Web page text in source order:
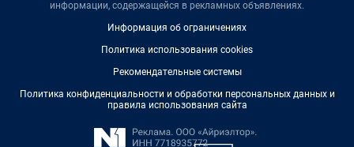
информации, содержащейся в рекламных объявлениях.
Информация об ограничениях
Политика использования cookies
Рекомендательные системы
Политика конфиденциальности и обработки персональных данных и
правила использования сайта